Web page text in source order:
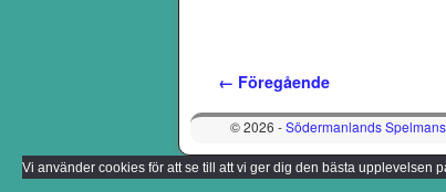
Bildnavigering
← Föregående
© 2026 -Södermanlands
Vi använder cookies för att se till att vi ger dig den bästa upplevelsen